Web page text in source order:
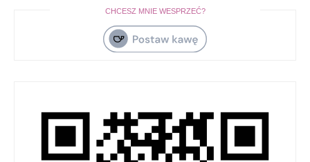
CHCESZ MNIE WESPRZEĆ?